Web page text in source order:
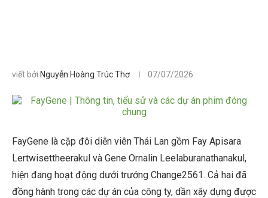
viết bởi Nguyễn Hoàng Trúc Thơ 07/07/2026
FayGene là cặp đôi diễn viên Thái Lan gồm Fay Apisara
Lertwisettheerakul và Gene Ornalin Leelaburanathanakul,
hiện đang hoạt động dưới trướng Change2561. Cả hai đã
đồng hành trong các dự án của công ty, dần xây dựng được